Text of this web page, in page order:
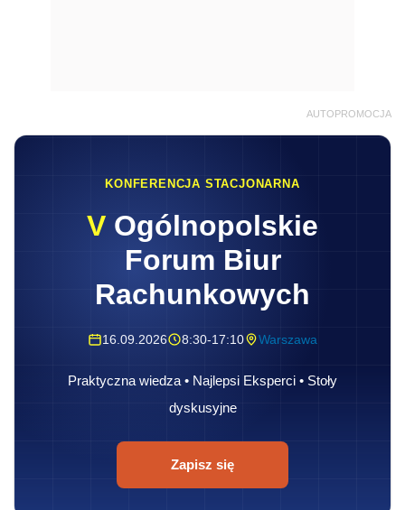
AUTOPROMOCJA
KONFERENCJA STACJONARNA
V Ogólnopolskie
Forum Biur
Rachunkowych
16.09.2026 8:30-17:10 Warszawa
Praktyczna wiedza • Najlepsi Eksperci • Stoły
dyskusyjne
Zapisz się